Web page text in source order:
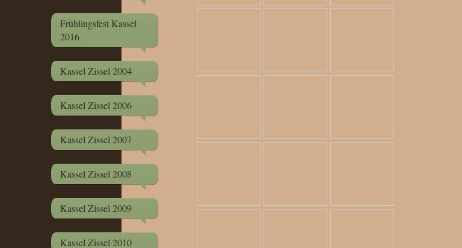
Frühlingsfest Kassel
2016
Kassel Zissel 2004
Kassel Zissel 2006
Kassel Zissel 2007
Kassel Zissel 2008
Kassel Zissel 2009
Kassel Zissel 2010